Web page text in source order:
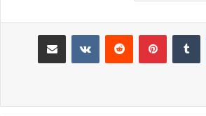
لينكدإن بينتيريست